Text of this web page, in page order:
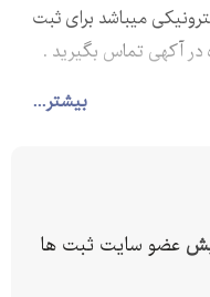
بیشتر...
میباشد برای ثبت
در آکهی تماس بگیرید .
عضو سایت ثبت ها